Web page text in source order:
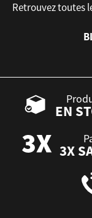
Retrouvez toutes
EN
3X